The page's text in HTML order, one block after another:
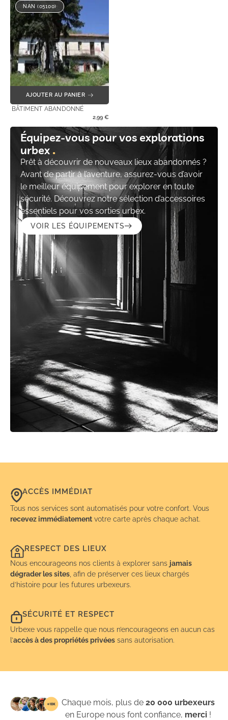
NAN (05100)
AJOUTER AU PANIER
BÂTIMENT ABANDONNÉ
2,99 €
Équipez-vous pour vos explorations
urbex
Prêt à découvrir de nouveaux lieux abandonnés ?
Avant de partir à l’aventure, assurez-vous d’avoir
le meilleur équipement pour explorer en toute
sécurité. Découvrez notre sélection d’accessoires
essentiels pour vos sorties urbex.
VOIR LES ÉQUIPEMENTS
ACCÈS IMMÉDIAT
Tous nos services sont automatisés pour votre confort. Vous
recevez immédiatement votre carte après chaque achat.
RESPECT DES LIEUX
Nous encourageons nos clients à explorer sans jamais
dégrader les sites , afin de préserver ces lieux chargés
d’histoire pour les futures urbexeurs.
SÉCURITÉ ET RESPECT
Urbexe vous rappelle que nous n’encourageons en aucun cas
l’accès à des propriétés privées sans autorisation.
Chaque mois, plus de20 000 urbexeurs
en Europe nous font confiance, merci !